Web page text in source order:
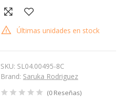
Últimas unidades en stock
SKU: SL04.00495-8C
Brand: Saruka Rodriguez
(0 Reseñas)